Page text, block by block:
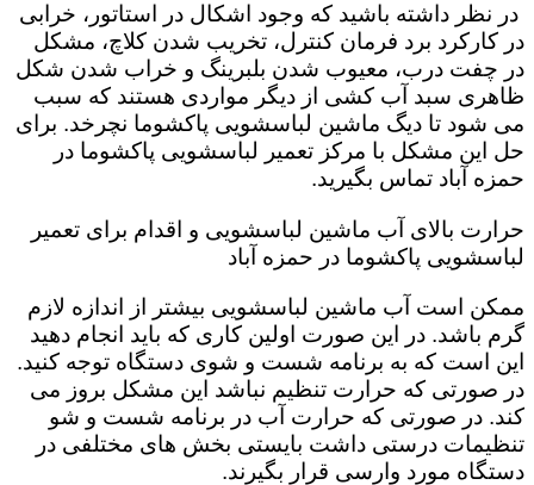
در نظر داشته باشید که وجود اشکال در استاتور، خرابی
در کارکرد برد فرمان کنترل، تخریب شدن کلاچ، مشکل
در چفت درب، معیوب شدن بلبرینگ و خراب شدن شکل
ظاهری سبد آب کشی از دیگر مواردی هستند که سبب
می شود تا دیگ ماشین لباسشویی پاکشوما نچرخد. برای
حل این مشکل با مرکز تعمیر لباسشویی پاکشوما در
حمزه آباد تماس بگیرید.
حرارت بالای آب ماشین لباسشویی و اقدام برای تعمیر
لباسشویی پاکشوما در حمزه آباد
ممکن است آب ماشین لباسشویی بیشتر از اندازه لازم
گرم باشد. در این صورت اولین کاری که باید انجام دهید
این است که به برنامه شست و شوی دستگاه توجه کنید.
در صورتی که حرارت تنظیم نباشد این مشکل بروز می
کند. در صورتی که حرارت آب در برنامه شست و شو
تنظیمات درستی داشت بایستی بخش های مختلفی در
دستگاه مورد وارسی قرار بگیرند.